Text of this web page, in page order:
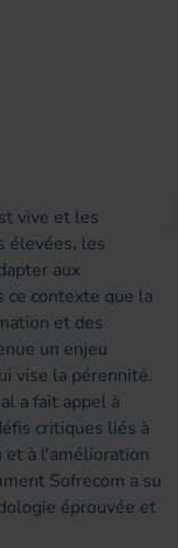
vive et les
élevées, les
aux
contexte que la
et des
un enjeu
vise la pérennité.
a fait appel à
critiques liés à
à l'amélioration
Sofrecom a su
éprouvée et